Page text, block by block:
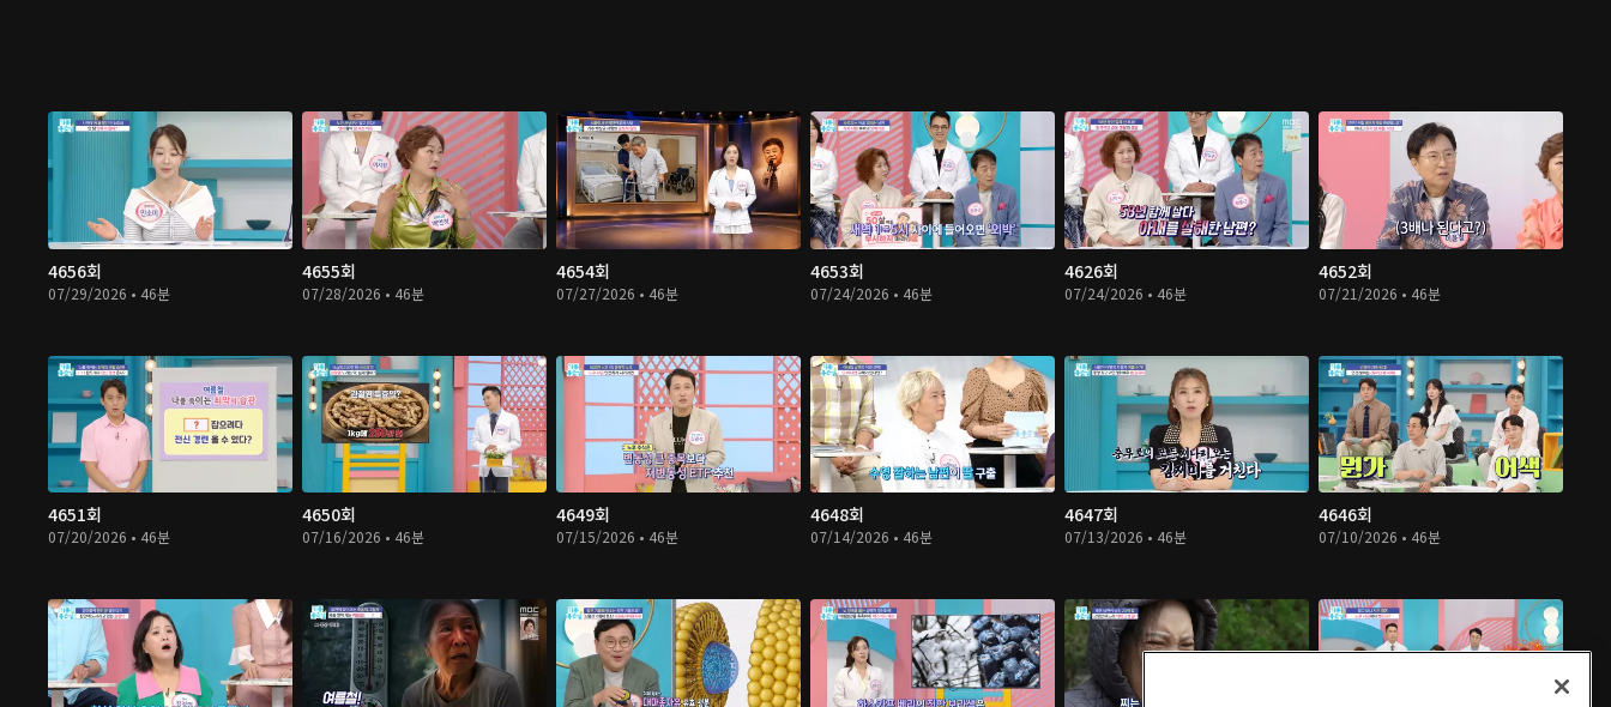
4656회
07/29/2026 • 46분
4655회
07/28/2026 • 46분
4654회
07/27/2026 • 46분
4653회
07/24/2026 • 46분
4626회
07/24/2026 • 46분
4652회
07/21/2026 • 46분
4651회
07/20/2026 • 46분
4650회
07/16/2026 • 46분
4649회
07/15/2026 • 46분
4648회
07/14/2026 • 46분
4647회
07/13/2026 • 46분
4646회
07/10/2026 • 46분